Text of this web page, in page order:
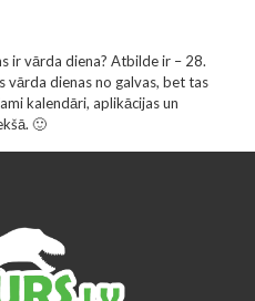
ir vārda diena? Atbilde ir – 28.
vārda dienas no galvas, bet tas
kalendāri, aplikācijas un
🙂